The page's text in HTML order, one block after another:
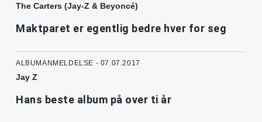
The Carters (Jay-Z & Beyoncé)
Maktparet er egentlig bedre hver for seg
ALBUMANMELDELSE - 07.07.2017
Jay Z
Hans beste album på over ti år